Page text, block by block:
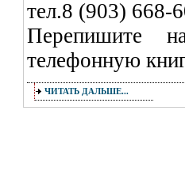
тел.8 (903) 668-
Перепишите
телефонную
ЧИТАТЬ ДАЛЬШЕ...